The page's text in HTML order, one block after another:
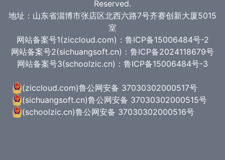
Reserved.
地址：山东省淄博市张店区北西六路7号齐赛创新大厦5015
室
网站备案号1(ziccloud.com)：鲁ICP备15006484号-2
网站备案号2(sichuangsoft.cn)：鲁ICP备2024118679号
网站备案号3(schoolzic.cn)：鲁ICP备15006484号-3
(ziccloud.com)鲁公网安备 37030302000517号
(sichuangsoft.cn)鲁公网安备 37030302000515号
(schoolzic.cn)鲁公网安备 37030302000516号